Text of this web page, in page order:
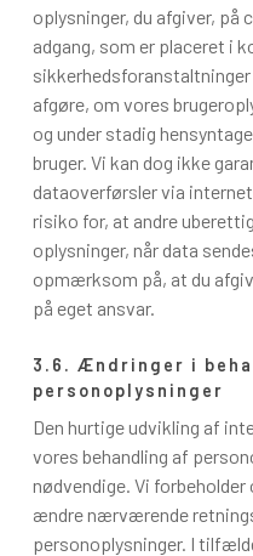
oplysninger, du afgiver,
adgang, som er placeret i
afgøre, om vores
og under stadig
bruger. Vi kan dog ikke
dataoverførsler via
risiko for, at andre
oplysninger, når data
opmærksom på, at du
på eget ansvar.
3.6. Ændringer i
personoplysninger
Den hurtige udvikling af
vores behandling af
nødvendige. Vi
ændre nærværende
personoplysninger. I